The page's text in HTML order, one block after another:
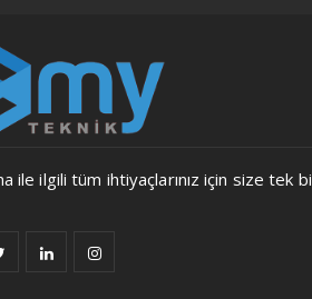
ile ilgili tüm ihtiyaçlarınız için size tek